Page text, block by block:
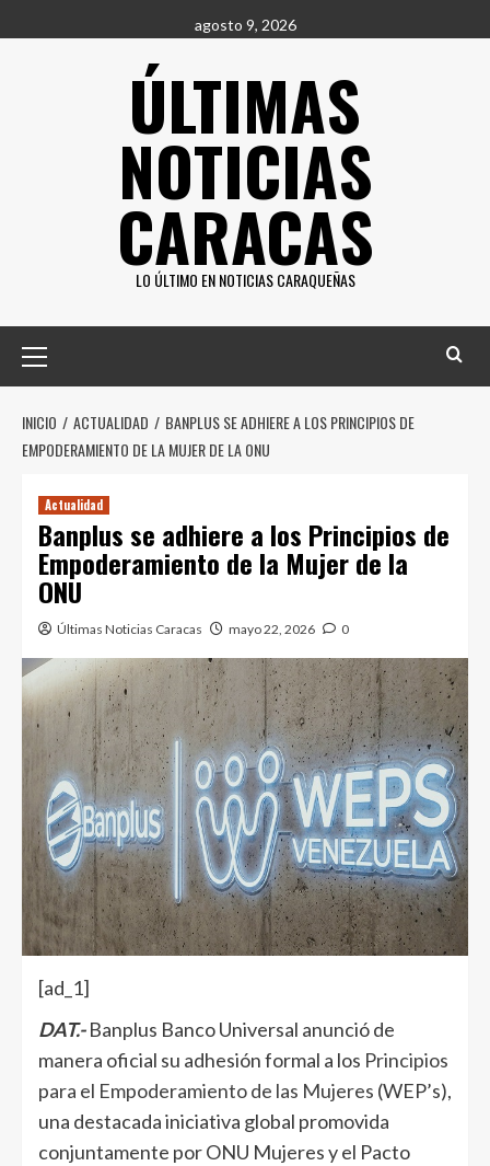
al
agosto 9, 2026
ÚLTIMAS
NOTICIAS
CARACAS
LO ÚLTIMO EN NOTICIAS CARAQUEÑAS
principal
INICIO ACTUALIDAD
BANPLUS SE ADHIERE A LOS PRINCIPIOS DE
EMPODERAMIENTO DE LA MUJER DE LA ONU
Actualidad
Banplus se adhiere a los Principios de
Empoderamiento de la Mujer de la
ONU
Últimas Noticias Caracas mayo 22, 2026 0
[ad_1]
DAT.-Banplus Banco Universal anunció de
manera oficial su adhesión formal a los Principios
para el Empoderamiento de las Mujeres (WEP’s),
una destacada iniciativa global promovida
conjuntamente por ONU Mujeres y el Pacto